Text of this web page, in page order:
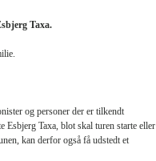
Taxa.
og personer der er tilkendt
Esbjerg Taxa, blot skal turen starte eller
kan derfor også få udstedt et